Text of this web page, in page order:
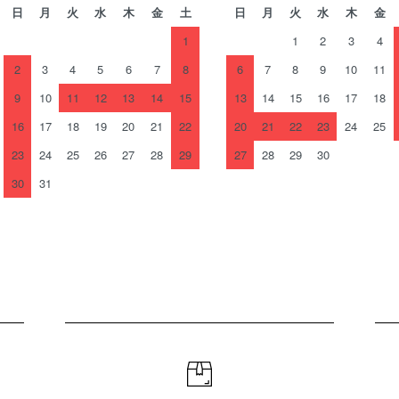
日 月 火 水 木 金
土
1
2
3 4 5 6 7
8
9
10 11 12 13 14
15
16
17 18 19 20 21
22
23
24 25 26 27 28
29
30
31
日 月 火 水 木 金
1
2 3 4
6
7 8 9 10 11
13
14 15 16 17 18
20
21 22 23 24 25
27
28 29 30